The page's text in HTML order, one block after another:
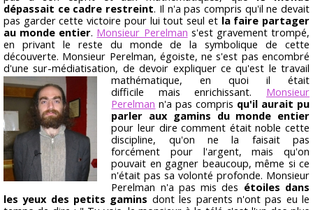
dépassait ce cadre restreint. Il n'a pas compris qu'il ne devait
pas garder cette victoire pour lui tout seul et la faire partager
au monde entier. Monsieur Perelman s'est gravement trompé,
en privant le reste du monde de la symbolique de cette
découverte. Monsieur Perelman, égoiste, ne s'est pas encombré
d'une sur-médiatisation, de devoir expliquer ce qu'est le travail
mathématique, en quoi il était
difficile mais enrichissant.
Monsieur
Perelman n'a pas compris qu'il aurait pu
parler aux gamins du monde entier
pour leur dire comment était noble cette
discipline, qu'on ne la faisait pas
forcément pour l'argent, mais qu'on
pouvait en gagner beaucoup, même si ce
n'était pas sa volonté profonde. Monsieur
Perelman n'a pas mis des étoiles dans
les yeux des petits gamins dont les parents n'ont pas eu le